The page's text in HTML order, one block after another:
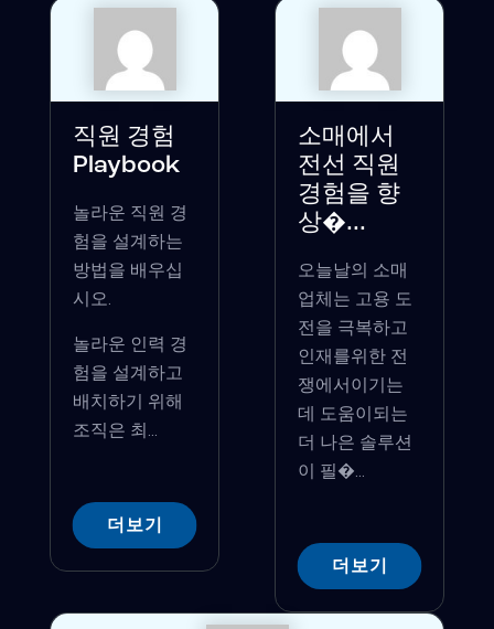
직원 경험
Playbook
놀라운 직원 경
험을 설계하는
방법을 배우십
시오.
놀라운 인력 경
험을 설계하고
배치하기 위해
조직은 최...
더보기
소매에서
전선 직원
경험을 향
상�...
오늘날의 소매
업체는 고용 도
전을 극복하고
인재를위한 전
쟁에서이기는
데 도움이되는
더 나은 솔루션
이 필�...
더보기